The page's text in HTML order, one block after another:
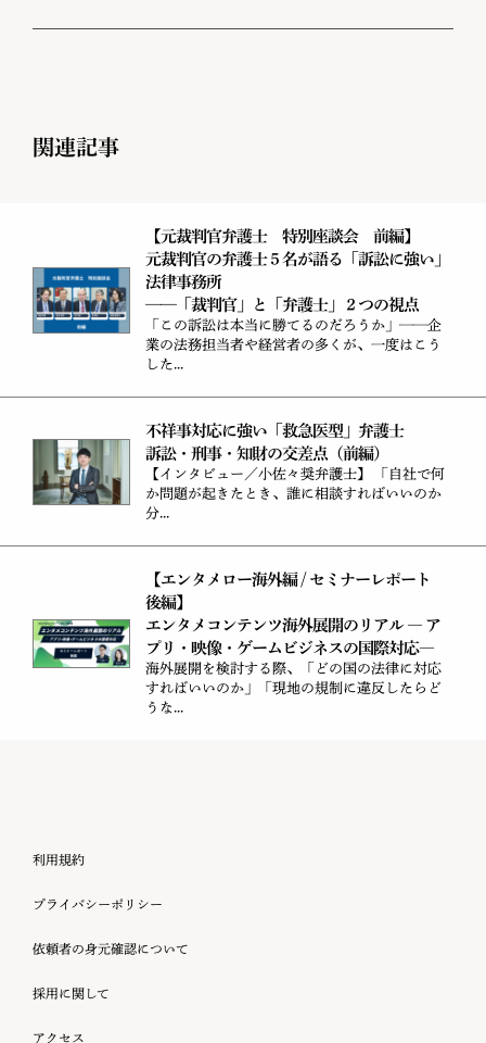
関連記事
【元裁判官弁護士 特別座談会 前編】
元裁判官の弁護士５名が語る「訴訟に強い」
法律事務所
——「裁判官」と「弁護士」２つの視点
「この訴訟は本当に勝てるのだろうか」——企
業の法務担当者や経営者の多くが、一度はこう
した...
不祥事対応に強い「救急医型」弁護士
訴訟・刑事・知財の交差点（前編）
【インタビュー／小佐々奨弁護士】 「自社で何
か問題が起きたとき、誰に相談すればいいのか
分...
【エンタメロー海外編 / セミナーレポート
後編】
エンタメコンテンツ海外展開のリアル ― ア
プリ・映像・ゲームビジネスの国際対応―
海外展開を検討する際、「どの国の法律に対応
すればいいのか」「現地の規制に違反したらど
うな...
利用規約
プライバシーポリシー
依頼者の身元確認について
採用に関して
アクセス